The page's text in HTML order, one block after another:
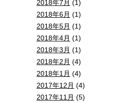
2018年7月 (1)
2018年6月 (1)
2018年5月 (1)
2018年4月 (1)
2018年3月 (1)
2018年2月 (4)
2018年1月 (4)
2017年12月 (4)
2017年11月 (5)